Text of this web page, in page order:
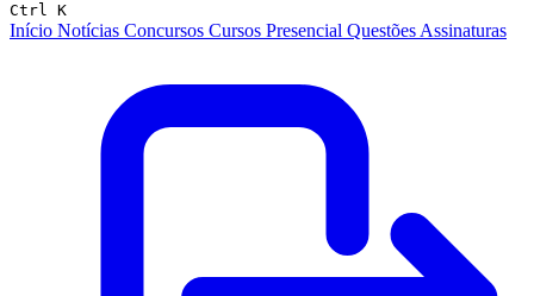
Ctrl K
Início Notícias Concursos Cursos Presencial Questões Assinaturas